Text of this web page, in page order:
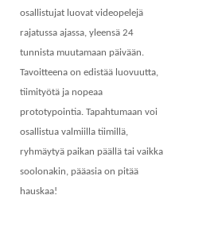
osallistujat luovat videopelejä
rajatussa ajassa, yleensä 24
tunnista muutamaan päivään.
Tavoitteena on edistää luovuutta,
tiimityötä ja nopeaa
prototypointia. Tapahtumaan voi
osallistua valmiilla tiimillä,
ryhmäytyä paikan päällä tai vaikka
soolonakin, pääasia on pitää
hauskaa!